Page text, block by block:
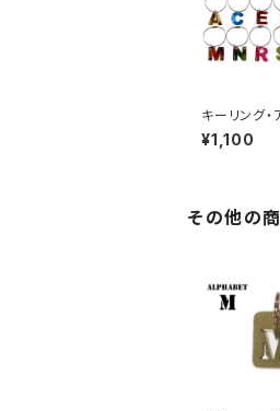
キーリング・
ット
¥1,100
その他の